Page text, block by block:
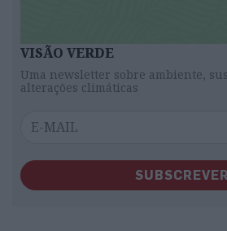
VISÃO VERDE
Uma newsletter sobre ambiente,
alterações climáticas
SUBSCREVER